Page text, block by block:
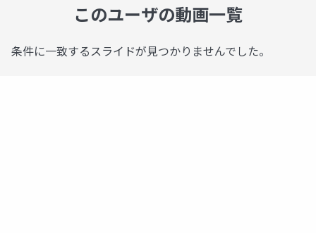
このユーザの動画一覧
条件に一致するスライドが見つかりませんでした。